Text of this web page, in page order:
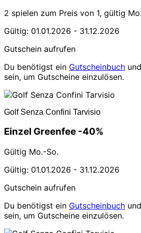
2 spielen zum Preis von 1, gültig
Gültig: 01.01.2026 - 31.12.2026
Gutschein aufrufen
Du benötigst ein Gutscheinbuch
sein, um Gutscheine einzulösen.
Golf Senza Confini Tarvisio
Einzel Greenfee -40%
Gültig Mo.-So.
Gültig: 01.01.2026 - 31.12.2026
Gutschein aufrufen
Du benötigst ein Gutscheinbuch
sein, um Gutscheine einzulösen.